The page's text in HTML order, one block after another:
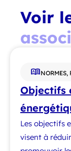
Voir
NORMES,
Objectifs
Les objectifs
visent à